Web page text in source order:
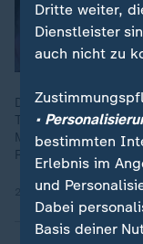
Die iranische
Trotzdem gilt
Mullah-Regimes
Regierung.
28.02.2026 | 3:13 min
Dritte weiter,
Dienstleister
auch nicht zu
•
bestimmten
Erlebnis im
und
Dabei
Basis deiner